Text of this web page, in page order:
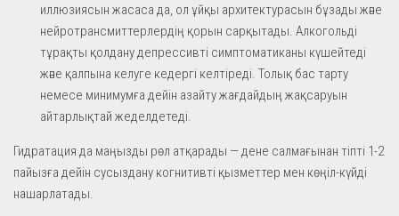
иллюзиясын жасаса да, ол ұйқы архитектурасын бұзады және
нейротрансмиттерлердің қорын сарқытады. Алкогольді
тұрақты қолдану депрессивті симптоматиканы күшейтеді
және қалпына келуге кедергі келтіреді. Толық бас тарту
немесе минимумға дейін азайту жағдайдың жақсаруын
айтарлықтай жеделдетеді.
Гидратация да маңызды рөл атқарады — дене салмағынан тіпті 1-2
пайызға дейін сусыздану когнитивті қызметтер мен көңіл-күйді
нашарлатады.